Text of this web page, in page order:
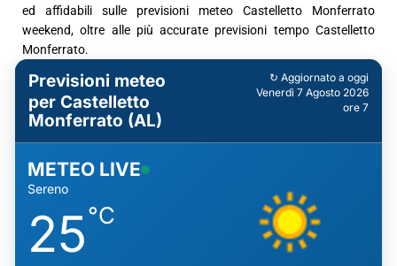
ed affidabili sulle previsioni meteo Castelletto Monferrato
weekend, oltre alle più accurate previsioni tempo Castelletto
Monferrato.
Previsioni meteo
per Castelletto
Monferrato (AL)
↻ Aggiornato a oggi
Venerdì 7 Agosto 2026
ore 7
METEO LIVE
Sereno
25°C